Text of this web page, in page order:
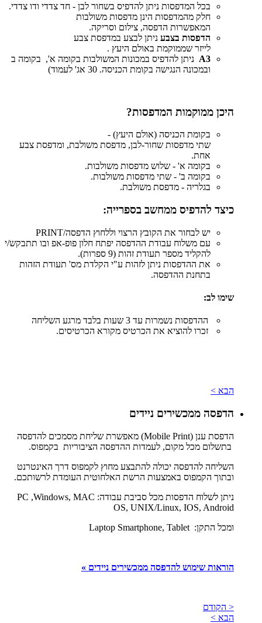
בכל המדפסות ניתן להדפיס בשחור לבן - חד צדדי ודו צדדי.
חלק מהמדפסות הינן מדפסות משולבות
המאפשרות הדפסה, צילום וסריקה.
הדפסות בצבע ניתן לבצע במדפסת צבע
לייזר שממוקמת באולם היעץ .
A3 ניתן להדפיס במכונות המשולבות בקומה א', בקומה ב
ובמכונה הנגישה בקומת הכניסה. 30 אג' לעמוד)
היכן ממוקמות המדפסות?
בקומת הכניסה (אולם היעץ) -
שתי מדפסות שחור-לבן, מדפסת משולבת, ומדפסת צבע
אחת.
בקומה א' - שלוש מדפסות משולבות.
בקומה ב' - שתי מדפסות משולבות.
בגלריה - מדפסת משולבת.
כיצד להדפיס ממחשב בספרייה:
יש לבחור את הקובץ הרצוי וללחוץ הדפסה/PRINT
עם משלוח עבודת ההדפסה יפתח חלון פופ-אפ ובו תתבקש/י
להקליד מספר תעודת זהות (9 ספרות).
את ההדפסות ניתן לזהות ע"י הקלדת מס' תעודת הזהות
בתחנת ההדפסה.
שימו לב:
ההדפסות נשמרות עד 3 שעות בלבד מרגע השליחה
זכרו להוציא את הכרטיס מקורא הכרטיסים.
הבא >
הדפסה ממכשירים ניידים
הדפסת ענן (Mobile Print) מאפשרת שליחת מסמכים להדפסה
בתשלום מכל מקום, לעמדות ההדפסה הציבוריות בקמפוס.
השליחה להדפסה יכולה להתבצע מחוץ לקמפוס דרך האינטרנט
ובתוך הקמפוס באמצעות הרשת האלחוטית העומדת לרשותכם.
ניתן לשלוח הדפסות מכל סביבת עבודה: PC ,Windows, MAC
OS, UNIX/Linux, IOS, Android
ומכל התקן: Laptop Smartphone, Tablet
הוראות שימוש להדפסה ממכשירים ניידים »
< הקודם
הבא >